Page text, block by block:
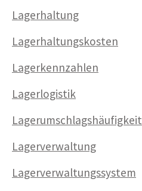
Lagerhaltung
Lagerhaltungskosten
Lagerkennzahlen
Lagerlogistik
Lagerumschlagshäufigkeit
Lagerverwaltung
Lagerverwaltungssystem